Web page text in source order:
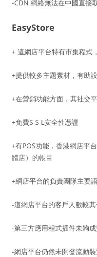
-CDN 網絡無法在中國直接
EasyStore
+ 這網店平台特有市集程式
+提供較多主題素材，有助
+在營銷功能方面，其社交
+免費S S L安全性憑證
+有POS功能，香港網店平
體店）的帳目
+網店平台的負責團隊主要
-這網店平台的客戶人數較
-第三方應用程式插件未夠
-網店平台仍然未開發流動